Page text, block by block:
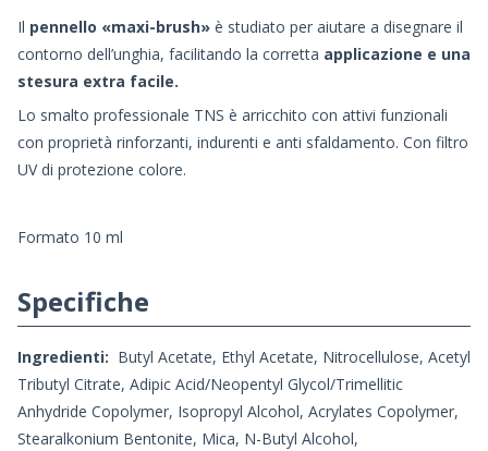
Il pennello «maxi-brush» è studiato per aiutare a disegnare il
contorno dell’unghia, facilitando la corretta applicazione e una
stesura extra facile.
Lo smalto professionale TNS è arricchito con attivi funzionali
con proprietà rinforzanti, indurenti e anti sfaldamento. Con filtro
UV di protezione colore.
Formato 10 ml
Specifiche
Ingredienti: Butyl Acetate, Ethyl Acetate, Nitrocellulose, Acetyl
Tributyl Citrate, Adipic Acid/Neopentyl Glycol/Trimellitic
Anhydride Copolymer, Isopropyl Alcohol, Acrylates Copolymer,
Stearalkonium Bentonite, Mica, N-Butyl Alcohol,